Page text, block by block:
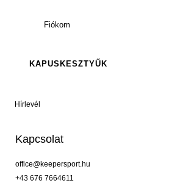
Fiókom
KAPUSKESZTYŰK
Hírlevél
Kapcsolat
office@keepersport.hu
+43 676 7664611